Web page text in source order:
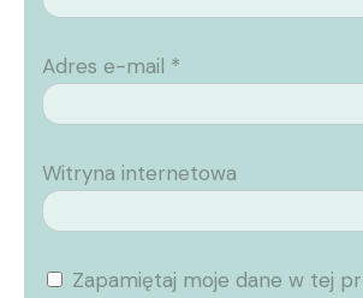
Adres e-mail *
Witryna internetowa
Zapamiętaj moje dane w tej